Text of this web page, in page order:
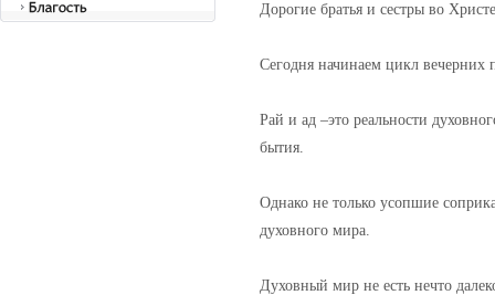
Дорогие братья и сестры во
Сегодня начинаем цикл вечерних
Рай и ад –это реальности
бытия.
Однако не только усопшие
духовного мира.
Духовный мир не есть нечто